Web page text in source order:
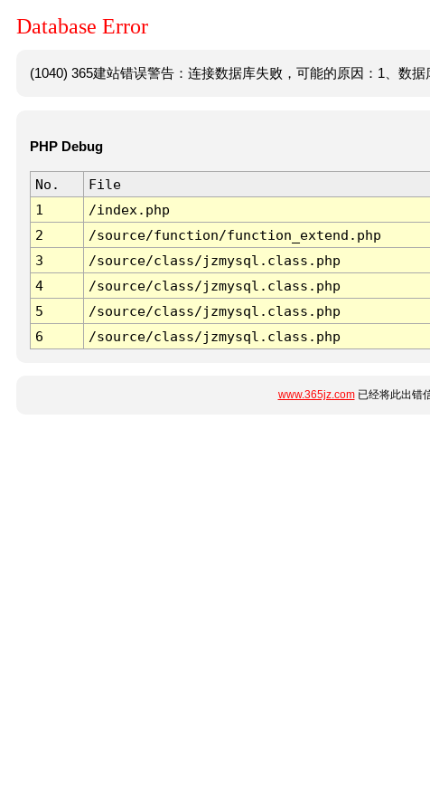
Database Error
(1040) 365建站错误警告：连接数据库失败，可能的原因：1、数据
PHP Debug
No. File
1
/index.php
2
/source/function/function_extend.php
3
/source/class/jzmysql.class.php
4
/source/class/jzmysql.class.php
5
/source/class/jzmysql.class.php
6
/source/class/jzmysql.class.php
www.365jz.com已经将此出错